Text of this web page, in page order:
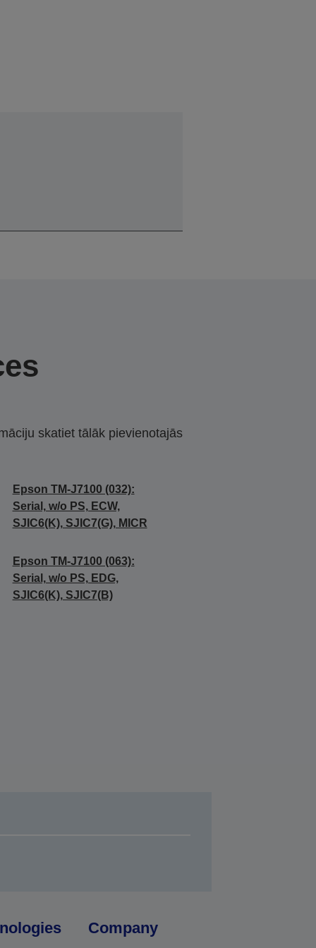
skatiet tālāk pievienotajās
Epson TM-J7100 (032):
Serial, w/o PS, ECW,
SJIC6(K), SJIC7(G), MICR
Epson TM-J7100 (063):
Serial, w/o PS, EDG,
SJIC6(K), SJIC7(B)
Company